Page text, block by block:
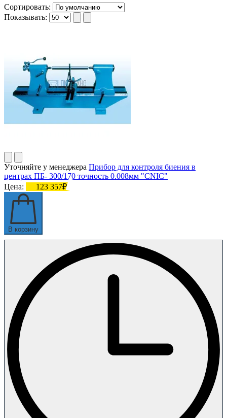
Сортировать:
Показывать:
Уточняйте у менеджера Прибор для контроля биения в
центрах ПБ- 300/170 точность 0.008мм "CNIC"
Цена:
123 357₽
В корзину